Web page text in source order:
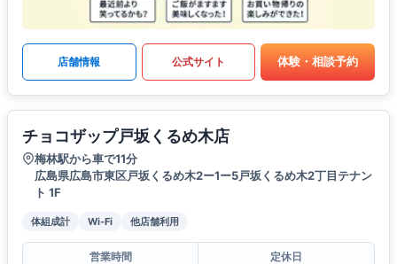
店舗情報 公式サイト 体験・相談予約
チョコザップ戸坂くるめ木店
梅林駅から車で11分
広島県広島市東区戸坂くるめ木2ー1ー5戸坂くるめ木2丁目テナン
ト 1F
体組成計 Wi-Fi 他店舗利用
営業時間
定休日